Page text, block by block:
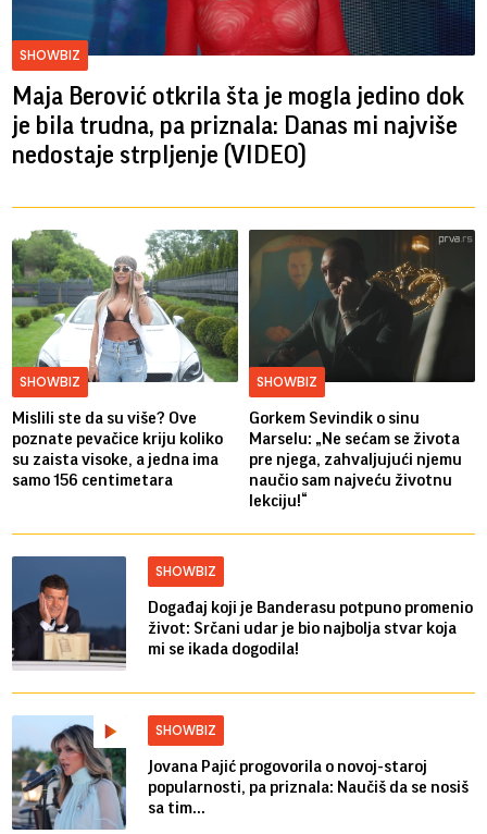
SHOWBIZ
Maja Berović otkrila šta je mogla jedino dok
je bila trudna, pa priznala: Danas mi najviše
nedostaje strpljenje (VIDEO)
SHOWBIZ
Mislili ste da su više? Ove
poznate pevačice kriju koliko
su zaista visoke, a jedna ima
samo 156 centimetara
SHOWBIZ
Gorkem Sevindik o sinu
Marselu: „Ne sećam se života
pre njega, zahvaljujući njemu
naučio sam najveću životnu
lekciju!“
SHOWBIZ
Događaj koji je Banderasu potpuno promenio
život: Srčani udar je bio najbolja stvar koja
mi se ikada dogodila!
SHOWBIZ
Jovana Pajić progovorila o novoj-staroj
popularnosti, pa priznala: Naučiš da se nosiš
sa tim...